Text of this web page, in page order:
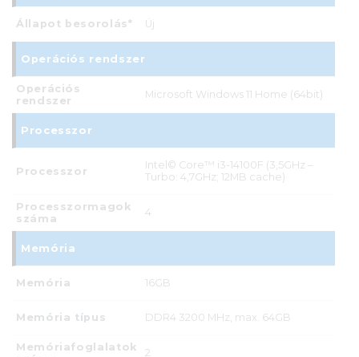
Állapot besorolás* Új
Operációs rendszer
Operációs
rendszer
Microsoft Windows 11 Home (64bit)
Processzor
Processzor
Intel© Core™ i3-14100F (3,5GHz –
Turbo: 4,7GHz; 12MB cache)
Processzormagok
száma
4
Memória
Memória 16GB
Memória típus DDR4 3200 MHz, max. 64GB
Memóriafoglalatok
2